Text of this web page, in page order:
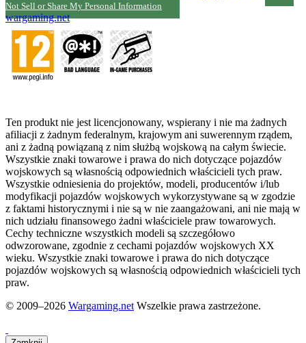
Not Sell or Share My Personal Information
wargaming.net
Ten produkt nie jest licencjonowany, wspierany i nie ma żadnych
afiliacji z żadnym federalnym, krajowym ani suwerennym rządem,
ani z żadną powiązaną z nim służbą wojskową na całym świecie.
Wszystkie znaki towarowe i prawa do nich dotyczące pojazdów
wojskowych są własnością odpowiednich właścicieli tych praw.
Wszystkie odniesienia do projektów, modeli, producentów i/lub
modyfikacji pojazdów wojskowych wykorzystywane są w zgodzie
z faktami historycznymi i nie są w nie zaangażowani, ani nie mają w
nich udziału finansowego żadni właściciele praw towarowych.
Cechy techniczne wszystkich modeli są szczegółowo
odwzorowane, zgodnie z cechami pojazdów wojskowych XX
wieku. Wszystkie znaki towarowe i prawa do nich dotyczące
pojazdów wojskowych są własnością odpowiednich właścicieli tych
praw.
© 2009–2026 Wargaming.net Wszelkie prawa zastrzeżone.